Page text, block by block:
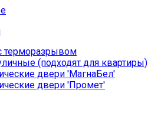
терморазрывом
(подходят для квартиры)
двери 'МагнаБел'
двери 'Промет'